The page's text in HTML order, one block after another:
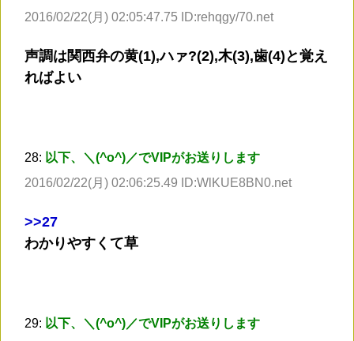
2016/02/22(月) 02:05:47.75 ID:rehqgy/70.net
声調は関西弁の黄(1),ハァ?(2),木(3),歯(4)と覚え
ればよい
28: 以下、＼(^o^)／でVIPがお送りします
2016/02/22(月) 02:06:25.49 ID:WlKUE8BN0.net
>>27
わかりやすくて草
29: 以下、＼(^o^)／でVIPがお送りします